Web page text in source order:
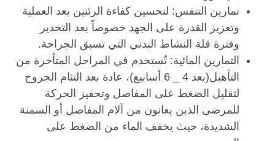
تمارين التنفس: لتحسين كفاءة الرئتين بعد العملية
وتعزيز القدرة على الجهد خصوصاً بعد التخدير
وفترة قلة النشاط البدني التي تسبق الجراحة.
التمارين المائية: تُستخدم في المراحل المتأخرة من
التأهيل(بعد 4 _ 6 أسابيع)، عادة بعد التئام الجروح
لتقليل الضغط على المفاصل وتحفيز الحركة
للمرضى الذين يعانون من آلام المفاصل أو السمنة
الشديدة، حيث يخفف الماء من الضغط على